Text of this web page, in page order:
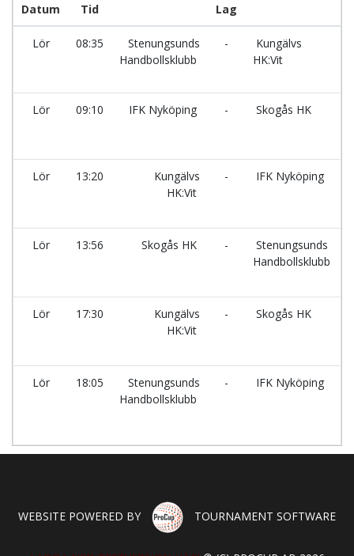
Datum Tid Lag
Lör 08:35
Stenungsunds
Handbollsklubb
-
Kungälvs
HK:Vit
Lör 09:10 IFK Nyköping - Skogås HK
Lör 13:20
Kungälvs
HK:Vit
- IFK Nyköping
Lör 13:56 Skogås HK -
Stenungsunds
Handbollsklubb
Lör 17:30
Kungälvs
HK:Vit
- Skogås HK
Lör 18:05
Stenungsunds
Handbollsklubb
- IFK Nyköping
WEBSITE POWERED BY TOURNAMENT SOFTWARE